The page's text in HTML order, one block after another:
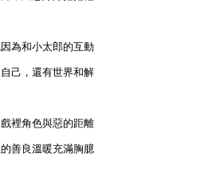
為和小太郎的互動
己，還有世界和解
裡角色與惡的距離
善良溫暖充滿胸臆